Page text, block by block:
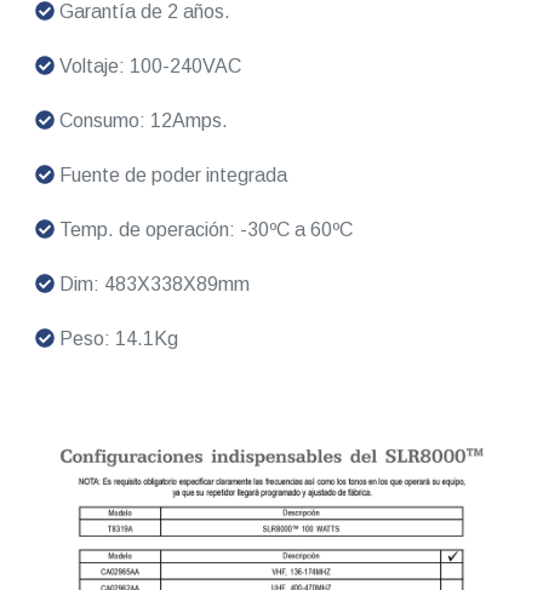
Garantía de 2 años.
Voltaje: 100-240VAC
Consumo: 12Amps.
Fuente de poder integrada
Temp. de operación: -30ºC a 60ºC
Dim: 483X338X89mm
Peso: 14.1Kg